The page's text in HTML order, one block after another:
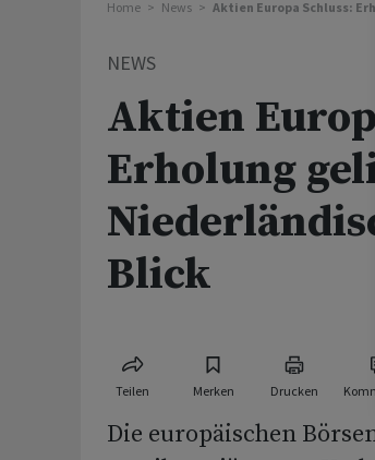
Home News Aktien Europa Schluss:
NEWS
Aktien
Erholung
Blick
Teilen Merken Drucken
Die europäischen